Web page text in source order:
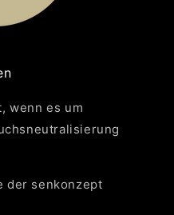
wenn es um
der senkonzept